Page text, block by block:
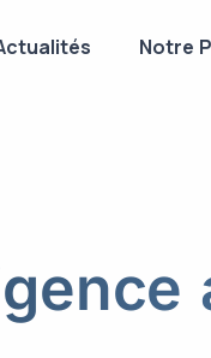
Notre